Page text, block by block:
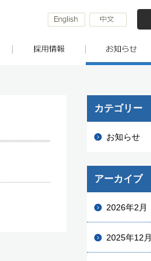
カテゴリー
お知らせ
アーカイブ
2026年2月
2025年12月